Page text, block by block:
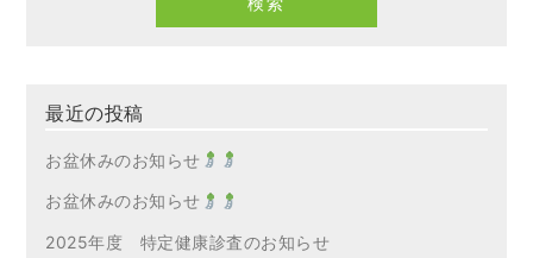
最近の投稿
お盆休みのお知らせ
お盆休みのお知らせ
2025年度 特定健康診査のお知らせ